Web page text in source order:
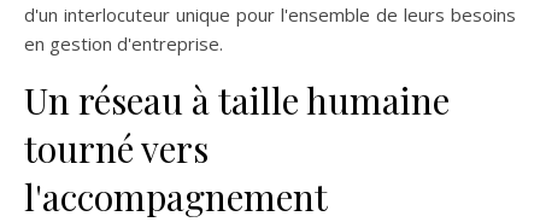
d'un interlocuteur unique pour l'ensemble de leurs besoins
en gestion d'entreprise.
Un réseau à taille humaine
tourné vers
l'accompagnement